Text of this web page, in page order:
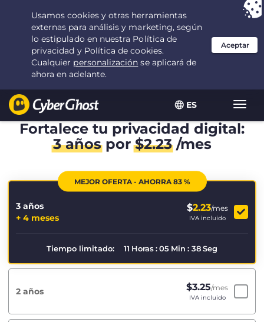
ES
Tu elección:la mejor ofertadurante 3.3333333333333 años por $
2.23 /mes
Fortalece tu privacidad digital:
3 añospor$2.23/mes
MEJOR OFERTA - AHORRA 83 %
3 años
+ 4 meses
$2.23/mes
IVA incluido
Tiempo limitado: 11 Horas:05 Min : 38Seg
2 años $3.25/mes
IVA incluido